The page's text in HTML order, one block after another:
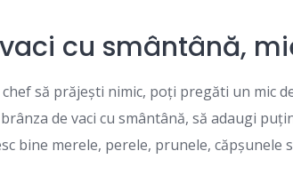
cu smântână,
să prăjești nimic, poți pregăti un mic
de vaci cu smântână, să adaugi
bine merele, perele, prunele, căpșunele